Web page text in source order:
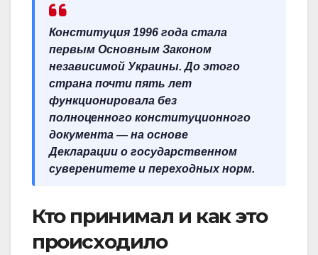
Конституция 1996 года стала
первым Основным Законом
независимой Украины. До этого
страна почти пять лет
функционировала без
полноценного конституционного
документа — на основе
Декларации о государственном
суверенитете и переходных норм.
Кто принимал и как это
происходило